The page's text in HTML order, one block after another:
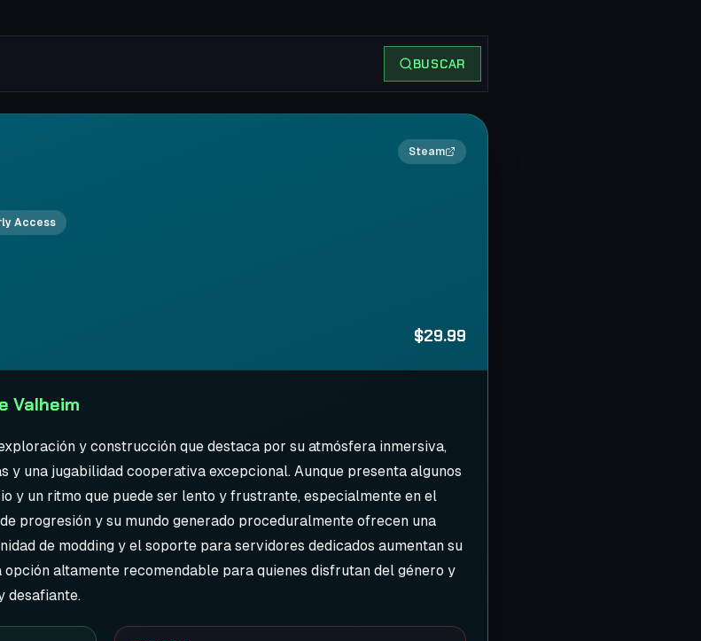
BUSCAR
2×
Steam
Access
$29.99
Valheim
y construcción que destaca por su atmósfera inmersiva,
y una jugabilidad cooperativa excepcional. Aunque presenta algunos
y un ritmo que puede ser lento y frustrante, especialmente en el
progresión y su mundo generado proceduralmente ofrecen una
de modding y el soporte para servidores dedicados aumentan su
altamente recomendable para quienes disfrutan del género y
desafiante.